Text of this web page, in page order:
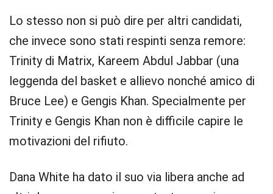
Lo stesso non si può dire per altri candidati,
che invece sono stati respinti senza remore:
Trinity di Matrix, Kareem Abdul Jabbar (una
leggenda del basket e allievo nonché amico di
Bruce Lee) e Gengis Khan. Specialmente per
Trinity e Gengis Khan non è difficile capire le
motivazioni del rifiuto.
Dana White ha dato il suo via libera anche ad